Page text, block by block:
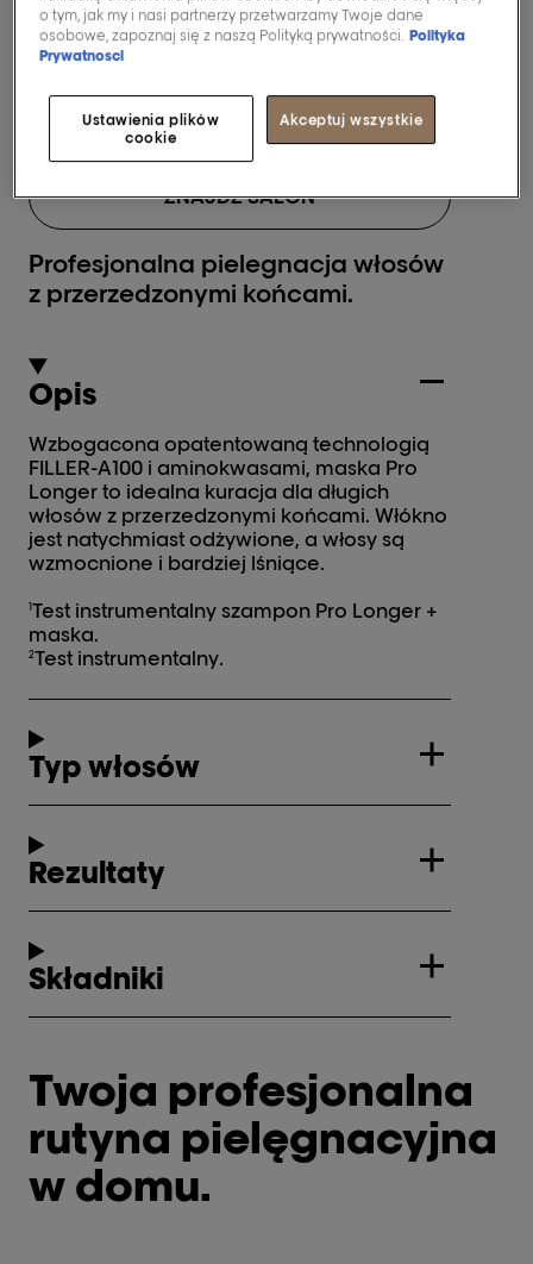
długich.
Profesjonalna pielegnacja włosów
z przerzedzonymi końcami.
Kup teraz
ZNAJDŹ SALON
Opis
Wzbogacona opatentowaną technologią
FILLER-A100 i aminokwasami, maska Pro
Longer to idealna kuracja dla długich
włosów z przerzedzonymi końcami. Włókno
jest natychmiast odżywione, a włosy są
wzmocnione i bardziej lśniące.
1Test instrumentalny szampon Pro Longer +
maska.
2Test instrumentalny.
Typ włosów
Rezultaty
Składniki
Twoja profesjonalna
rutyna pielęgnacyjna
w domu.
o tym, jak my i nasi partnerzy przetwarzamy Twoje dane
osobowe, zapoznaj się z naszą Polityką prywatności. Polityka
Prywatnosci
Ustawienia plików
cookie
Akceptuj wszystkie